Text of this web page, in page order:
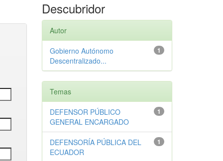
Descubridor
Autor
1
Gobierno Autónomo
Descentralizado...
Temas
1
DEFENSOR PÚBLICO
GENERAL ENCARGADO
1
DEFENSORÍA PÚBLICA DEL
ECUADOR